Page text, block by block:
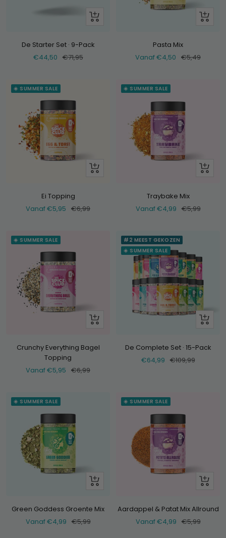
+
De Starter Set · 9-Pack
Verkoopprijs
€44,50 Normale
€71,95
Bekijk
Pasta Mix
Verkoopprijs
Vanaf €4,50 Normale
€5,49
☀️ SUMMER SALE
Bekijk
Ei Topping
Verkoopprijs
Vanaf €5,95 Normale
€6,99
☀️ SUMMER SALE
Bekijk
Traybake Mix
Verkoopprijs
Vanaf €4,99 Normale
€5,99
☀️ SUMMER SALE
Bekijk
Crunchy Everything Bagel
Topping
Verkoopprijs
Vanaf €5,95 Normale
€6,99
#2 MEEST GEKOZEN
☀️ SUMMER SALE
+
De Complete Set · 15-Pack
Verkoopprijs
€64,99 Normale
€109,99
☀️ SUMMER SALE
Bekijk
Green Goddess Groente Mix
Verkoopprijs
Vanaf €4,99 Normale
€5,99
☀️ SUMMER SALE
Bekijk
Aardappel & Patat Mix Allround
Verkoopprijs
Vanaf €4,99 Normale
€5,99